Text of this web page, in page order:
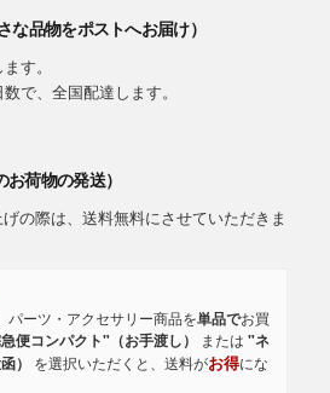
な品物をポストへお届け）
す。
で、全国配達します。
荷物の発送）
の際は、送料無料にさせていただきま
パーツ・アクセサリー商品を単品でお買
便コンパクト"（お手渡し） または "ネ
）
を選択いただくと、送料がお得にな